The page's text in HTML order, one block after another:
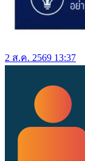
2 ส.ค. 2569 13:37